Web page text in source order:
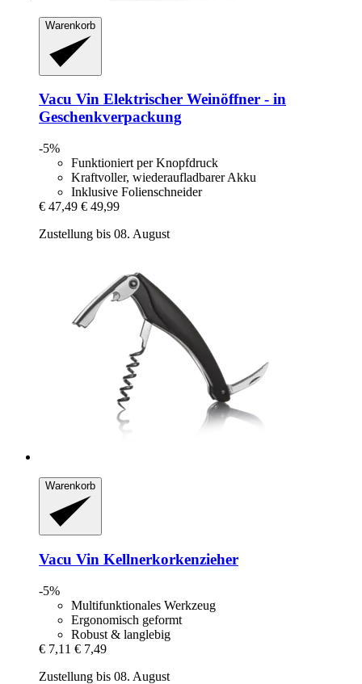
Warenkorb
Vacu Vin Elektrischer Weinöffner -​ in
Geschenkverpackung
-5%
Funktioniert per Knopfdruck
Kraftvoller, wiederaufladbarer Akku
Inklusive Folienschneider
€ 47,49 € 49,99
Zustellung bis 08. August
Warenkorb
Vacu Vin Kellnerkorkenzieher
-5%
Multifunktionales Werkzeug
Ergonomisch geformt
Robust & langlebig
€ 7,11 € 7,49
Zustellung bis 08. August